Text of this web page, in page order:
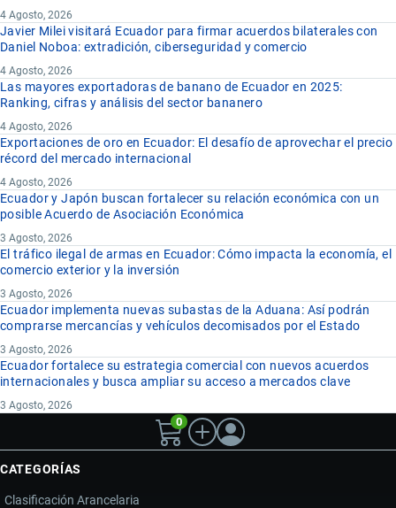
4 Agosto, 2026
Javier Milei visitará Ecuador para firmar acuerdos bilaterales con
Daniel Noboa: extradición, ciberseguridad y comercio
4 Agosto, 2026
Las mayores exportadoras de banano de Ecuador en 2025:
Ranking, cifras y análisis del sector bananero
4 Agosto, 2026
Exportaciones de oro en Ecuador: El desafío de aprovechar el precio
récord del mercado internacional
4 Agosto, 2026
Ecuador y Japón buscan fortalecer su relación económica con un
posible Acuerdo de Asociación Económica
3 Agosto, 2026
El tráfico ilegal de armas en Ecuador: Cómo impacta la economía, el
comercio exterior y la inversión
3 Agosto, 2026
Ecuador implementa nuevas subastas de la Aduana: Así podrán
comprarse mercancías y vehículos decomisados por el Estado
3 Agosto, 2026
Ecuador fortalece su estrategia comercial con nuevos acuerdos
internacionales y busca ampliar su acceso a mercados clave
3 Agosto, 2026
0
CATEGORÍAS
Clasificación Arancelaria